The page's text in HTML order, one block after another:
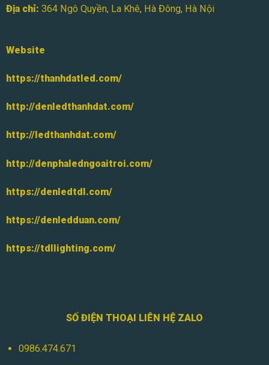
Địa chỉ: 364 Ngô Quyền, La Khê, Hà Đông, Hà Nội
Website
https://thanhdatled.com/
http://denledthanhdat.com/
http://ledthanhdat.com/
http://denphaledngoaitroi.com/
https://denledtdl.com/
https://denledduan.com/
https://tdllighting.com/
SỐ ĐIỆN THOẠI LIÊN HỆ ZALO
0986.474.671